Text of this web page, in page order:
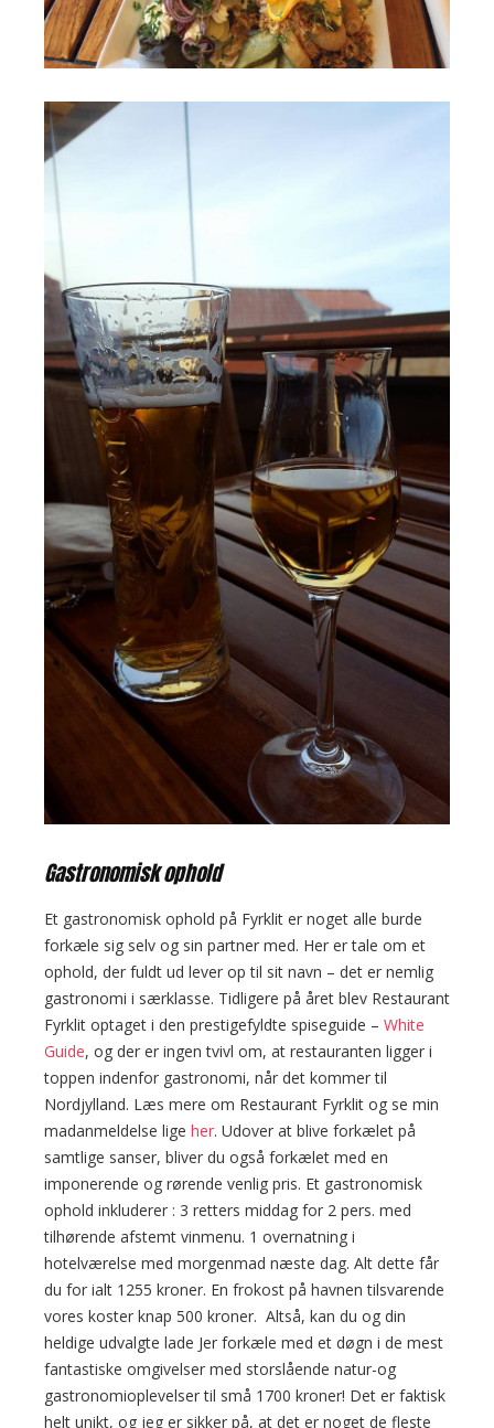
Gastronomisk ophold
Et gastronomisk ophold på Fyrklit er noget alle burde
forkæle sig selv og sin partner med. Her er tale om et
ophold, der fuldt ud lever op til sit navn – det er nemlig
gastronomi i særklasse. Tidligere på året blev Restaurant
Fyrklit optaget i den prestigefyldte spiseguide – White
Guide, og der er ingen tvivl om, at restauranten ligger i
toppen indenfor gastronomi, når det kommer til
Nordjylland. Læs mere om Restaurant Fyrklit og se min
madanmeldelse lige her. Udover at blive forkælet på
samtlige sanser, bliver du også forkælet med en
imponerende og rørende venlig pris. Et gastronomisk
ophold inkluderer : 3 retters middag for 2 pers. med
tilhørende afstemt vinmenu. 1 overnatning i
hotelværelse med morgenmad næste dag. Alt dette får
du for ialt 1255 kroner. En frokost på havnen tilsvarende
vores koster knap 500 kroner. Altså, kan du og din
heldige udvalgte lade Jer forkæle med et døgn i de mest
fantastiske omgivelser med storslående natur-og
gastronomioplevelser til små 1700 kroner! Det er faktisk
helt unikt, og jeg er sikker på, at det er noget de fleste